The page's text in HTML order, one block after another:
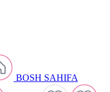
BOSH SAHIFA